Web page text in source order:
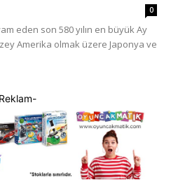
0
eden son 580 yılın en büyük Ay
Amerika olmak üzere Japonya ve